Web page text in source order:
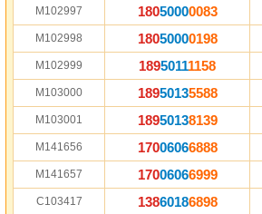
M102997 18050000083
M102998 18050000198
M102999 18950111158
M103000 18950135588
M103001 18950138139
M141656 17006066888
M141657 17006066999
C103417 13860186898